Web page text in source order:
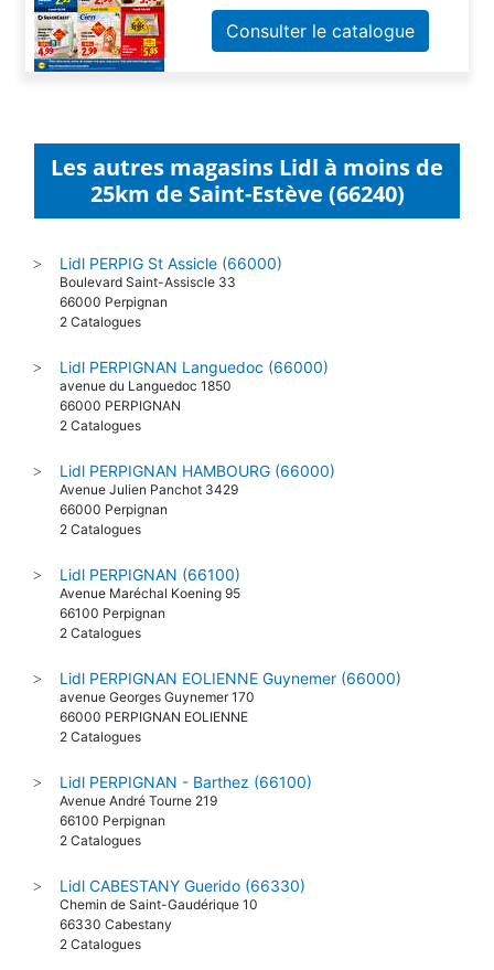
Consulter le catalogue
Les autres magasins Lidl à moins de
25km de Saint-Estève (66240)
> Lidl PERPIG St Assicle (66000)
Boulevard Saint-Assiscle 33
66000 Perpignan
2 Catalogues
> Lidl PERPIGNAN Languedoc (66000)
avenue du Languedoc 1850
66000 PERPIGNAN
2 Catalogues
> Lidl PERPIGNAN HAMBOURG (66000)
Avenue Julien Panchot 3429
66000 Perpignan
2 Catalogues
> Lidl PERPIGNAN (66100)
Avenue Maréchal Koening 95
66100 Perpignan
2 Catalogues
> Lidl PERPIGNAN EOLIENNE Guynemer (66000)
avenue Georges Guynemer 170
66000 PERPIGNAN EOLIENNE
2 Catalogues
> Lidl PERPIGNAN - Barthez (66100)
Avenue André Tourne 219
66100 Perpignan
2 Catalogues
> Lidl CABESTANY Guerido (66330)
Chemin de Saint-Gaudérique 10
66330 Cabestany
2 Catalogues